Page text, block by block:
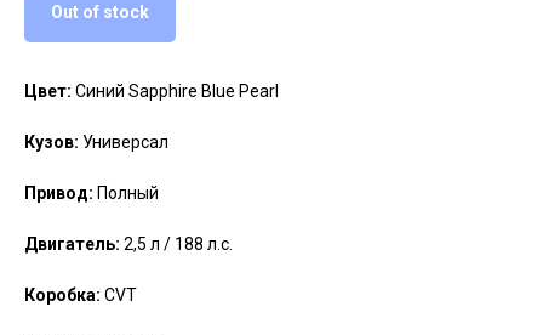
Out of stock
Цвет: Синий Sapphire Blue Pearl
Кузов: Универсал
Привод: Полный
Двигатель: 2,5 л / 188 л.с.
Коробка: CVT